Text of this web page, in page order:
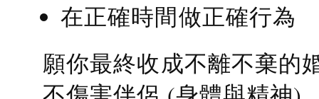
在正確時間做正確行為
願你最終收成不離不棄的